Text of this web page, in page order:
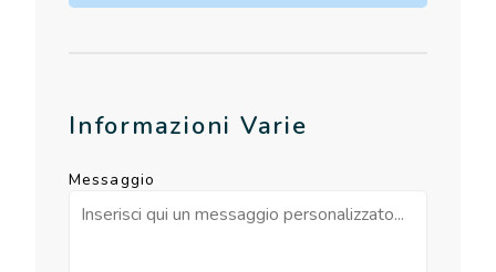
Informazioni Varie
Messaggio